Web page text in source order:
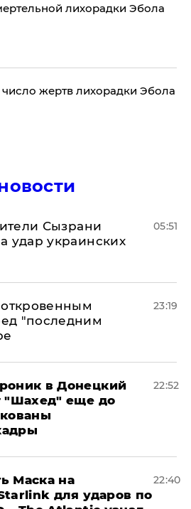
лихорадки Эбола
жертв лихорадки Эбола
Сызрани
удар украинских
05:51
"последним
23:19
в Донецкий
"Шахед" еще до
22:52
Маска на
для ударов по
22:40